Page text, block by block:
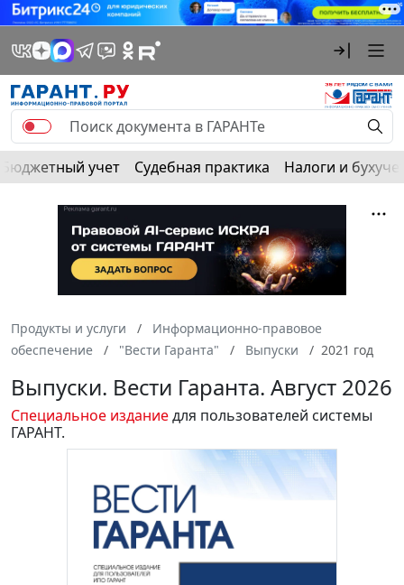
Бюджетный учет Судебная практика Налоги и
Продукты и услуги
Информационно-правовое
обеспечение
"Вести Гаранта" Выпуски 2021 год
Выпуски. Вести Гаранта. Август 2026
Специальное изданиедля пользователей системы
ГАРАНТ.